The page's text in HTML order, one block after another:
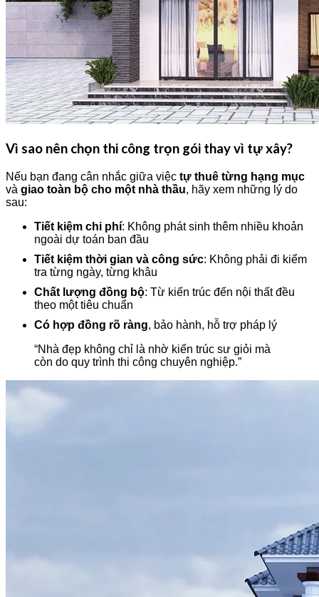
Vì sao nên chọn thi công trọn gói thay vì tự xây?
Nếu bạn đang cân nhắc giữa việc tự thuê từng hạng mục
và giao toàn bộ cho một nhà thầu, hãy xem những lý do
sau:
Tiết kiệm chi phí: Không phát sinh thêm nhiều khoản
ngoài dự toán ban đầu
Tiết kiệm thời gian và công sức: Không phải đi kiểm
tra từng ngày, từng khâu
Chất lượng đồng bộ: Từ kiến trúc đến nội thất đều
theo một tiêu chuẩn
Có hợp đồng rõ ràng, bảo hành, hỗ trợ pháp lý
“Nhà đẹp không chỉ là nhờ kiến trúc sư giỏi mà
còn do quy trình thi công chuyên nghiệp.”